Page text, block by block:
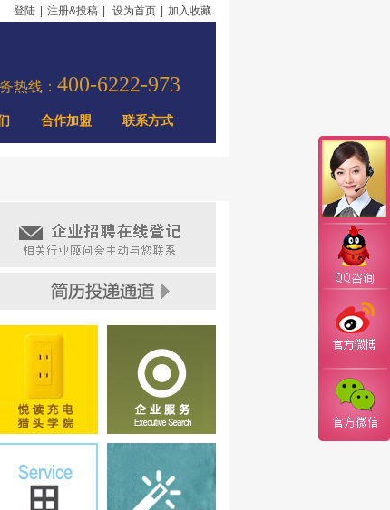
登陆 注册&投稿 设为首页 加入收藏
热线： 400-6222-973
合作加盟 联系方式